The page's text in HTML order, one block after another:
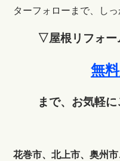
ターフォローまで、し
▽屋根リフォー
無
まで、お気軽に
花巻市、北上市、奥州